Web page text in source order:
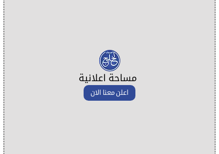
مساحة اعلانية
اعلن معنا الان